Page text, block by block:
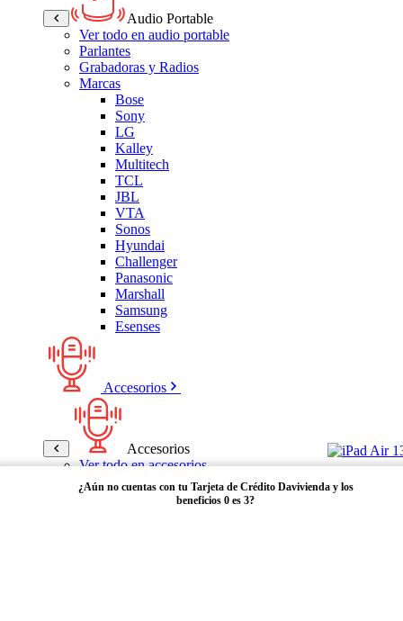
Audio Portable
Ver todo en audio portable
Parlantes
Grabadoras y Radios
Marcas
Bose
Sony
LG
Kalley
Multitech
TCL
JBL
VTA
Sonos
Hyundai
Challenger
Panasonic
Marshall
Samsung
Esenses
Accesorios
Accesorios
Ver todo en accesorios
Micrófonos
Bases
¿Aún no cuentas con tu Tarjeta de Crédito Davivienda y los
beneficios 0 es 3?